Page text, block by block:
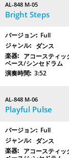
AL-848 M-05
Bright Steps
Full
ダンス
アコースティ
ベース/シンセドラム
3:52
AL-848 M-06
Playful Pulse
Full
ダンス
アコースティ